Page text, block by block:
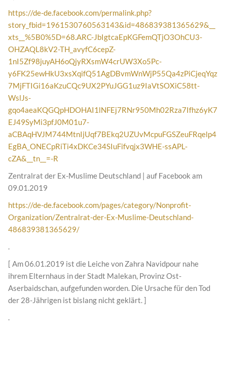
https://de-de.facebook.com/permalink.php?
story_fbid=1961530760563143&id=486839381365629&__
xts__%5B0%5D=68.ARC-JbIgtcaEpKGFemQTjO3OhCU3-
OHZAQL8kV2-TH_avyfC6cepZ-
1nI5Zf98juyAH6oQjyRXsmW4crUW3Xo5Pc-
y6FK25ewHkU3xsXqifQ51AgDBvmWnWjP55Qa4zPiCjeqYqz
7MjFTIGi16aKzuCQc9UX2PYuJGG1uz9IaVtSOXiC58tt-
WslJs-
gqo4aeaKQGQpHDOHAI1lNFEj7RNr950Mh02Rza7Ifhz6yK7
EJ49SyMi3pfJ0M01u7-
aCBAqHVJM744MtnIjUqf7BEkq2UZUvMcpuFGSZeuFRqelp4
EgBA_ONECpRiTi4xDKCe34SIuFifvqjx3WHE-ssAPL-
cZA&__tn__=-R
Zentralrat der Ex-Muslime Deutschland | auf Facebook am
09.01.2019
https://de-de.facebook.com/pages/category/Nonprofit-
Organization/Zentralrat-der-Ex-Muslime-Deutschland-
486839381365629/
.
[ Am 06.01.2019 ist die Leiche von Zahra Navidpour nahe
ihrem Elternhaus in der Stadt Malekan, Provinz Ost-
Aserbaidschan, aufgefunden worden. Die Ursache für den Tod
der 28-Jährigen ist bislang nicht geklärt. ]
.